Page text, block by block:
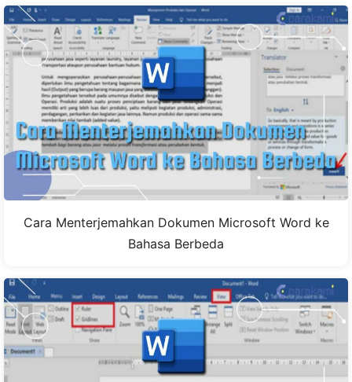
Cara Menterjemahkan Dokumen Microsoft Word ke
Bahasa Berbeda